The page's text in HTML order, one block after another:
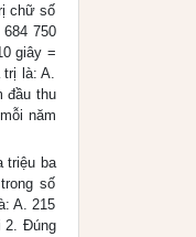
chữ số
750
giây =
là: A.
đầu thu
năm
triệu ba
số
A. 215
2. Đúng